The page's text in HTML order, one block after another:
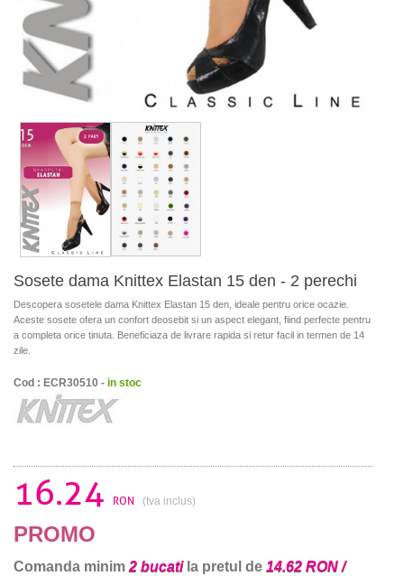
Sosete dama Knittex Elastan 15 den - 2 perechi
Descopera sosetele dama Knittex Elastan 15 den, ideale pentru orice ocazie.
Aceste sosete ofera un confort deosebit si un aspect elegant, fiind perfecte pentru
a completa orice tinuta. Beneficiaza de livrare rapida si retur facil in termen de 14
zile.
Cod : ECR30510 - in stoc
16.24 RON (tva inclus)
PROMO
Comanda minim 2 bucatila pretul de 14.62 RON /